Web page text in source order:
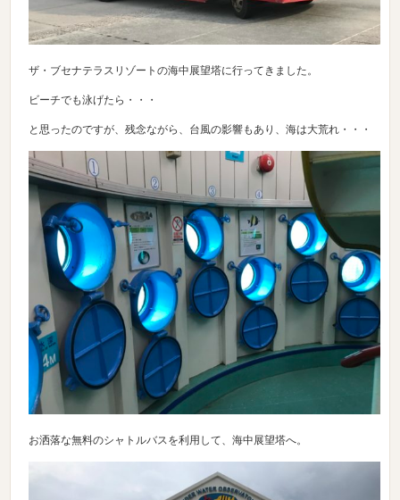
ザ・ブセナテラスリゾートの海中展望塔に行ってきました。
ビーチでも泳げたら・・・
と思ったのですが、残念ながら、台風の影響もあり、海は大荒れ・・・
お洒落な無料のシャトルバスを利用して、海中展望塔へ。